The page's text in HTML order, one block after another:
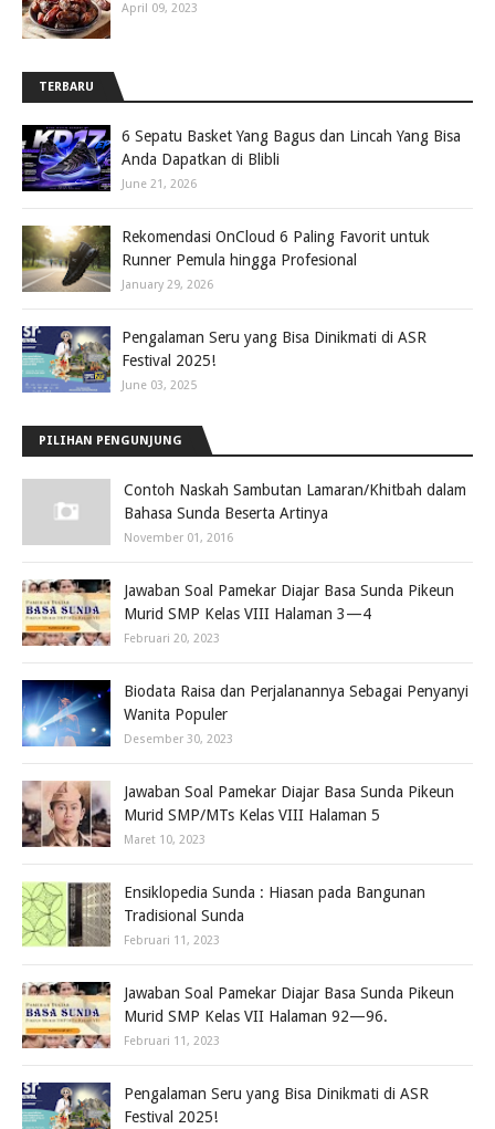
April 09, 2023
TERBARU
6 Sepatu Basket Yang Bagus dan Lincah Yang Bisa
Anda Dapatkan di Blibli
June 21, 2026
Rekomendasi OnCloud 6 Paling Favorit untuk
Runner Pemula hingga Profesional
January 29, 2026
Pengalaman Seru yang Bisa Dinikmati di ASR
Festival 2025!
June 03, 2025
PILIHAN PENGUNJUNG
Contoh Naskah Sambutan Lamaran/Khitbah dalam
Bahasa Sunda Beserta Artinya
November 01, 2016
Jawaban Soal Pamekar Diajar Basa Sunda Pikeun
Murid SMP Kelas VIII Halaman 3—4
Februari 20, 2023
Biodata Raisa dan Perjalanannya Sebagai Penyanyi
Wanita Populer
Desember 30, 2023
Jawaban Soal Pamekar Diajar Basa Sunda Pikeun
Murid SMP/MTs Kelas VIII Halaman 5
Maret 10, 2023
Ensiklopedia Sunda : Hiasan pada Bangunan
Tradisional Sunda
Februari 11, 2023
Jawaban Soal Pamekar Diajar Basa Sunda Pikeun
Murid SMP Kelas VII Halaman 92—96.
Februari 11, 2023
Pengalaman Seru yang Bisa Dinikmati di ASR
Festival 2025!